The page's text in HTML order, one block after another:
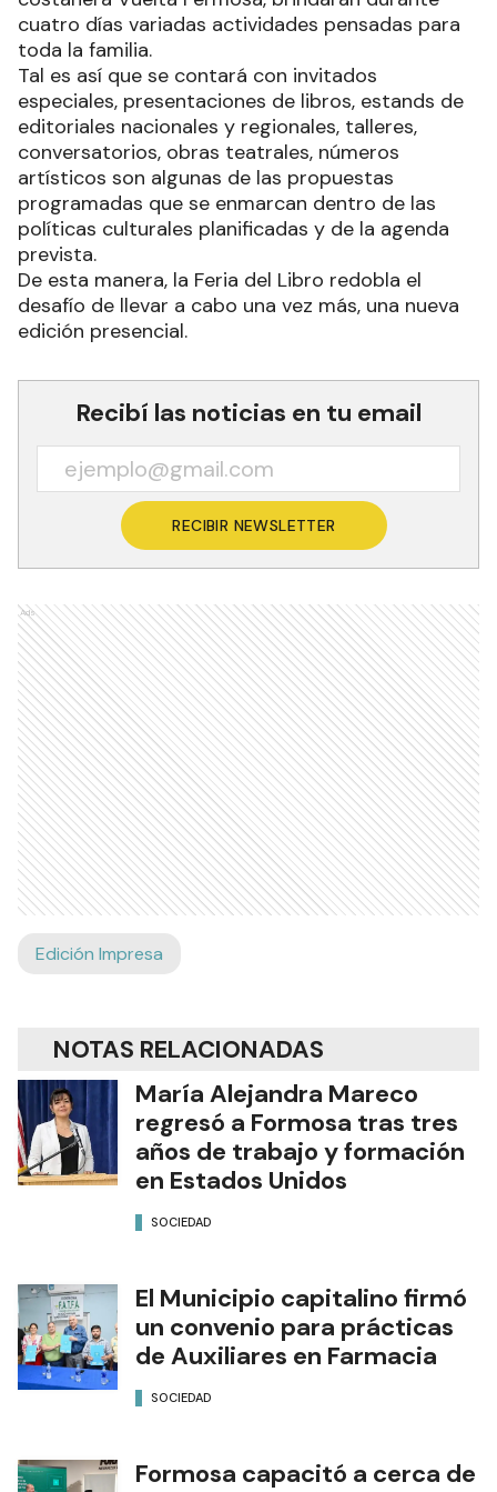
cuatro días variadas actividades pensadas para
toda la familia.
Tal es así que se contará con invitados
especiales, presentaciones de libros, estands de
editoriales nacionales y regionales, talleres,
conversatorios, obras teatrales, números
artísticos son algunas de las propuestas
programadas que se enmarcan dentro de las
políticas culturales planificadas y de la agenda
prevista.
De esta manera, la Feria del Libro redobla el
desafío de llevar a cabo una vez más, una nueva
edición presencial.
Recibí las noticias en tu email
RECIBIR NEWSLETTER
Ads
Edición Impresa
NOTAS RELACIONADAS
María Alejandra Mareco
regresó a Formosa tras tres
años de trabajo y formación
en Estados Unidos
SOCIEDAD
El Municipio capitalino firmó
un convenio para prácticas
de Auxiliares en Farmacia
SOCIEDAD
Formosa capacitó a cerca de